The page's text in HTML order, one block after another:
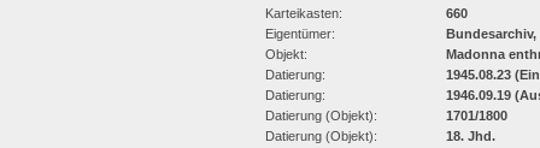
Karteikasten:
660
Eigentümer:
Bundesarchiv,
Objekt:
Madonna
Datierung:
1945.08.23
Datierung:
1946.09.19
Datierung (Objekt):
1701/1800
Datierung (Objekt):
18. Jhd.